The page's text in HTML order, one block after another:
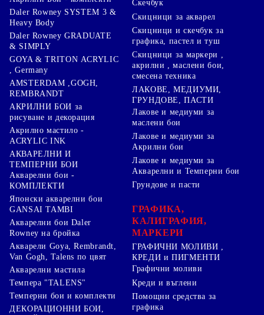
Daler Rowney SYSTEM 3 &
Heavy Body
Daler Rowney GRADUATE
& SIMPLY
GOYA & TRITON АCRYLIC
, Germany
AMSTERDAM ,GOGH,
REMBRANDT
АКРИЛНИ БОИ за
рисуване и декорация
Акрилно мастило -
ACRYLIC INK
АКВАРЕЛНИ И
ТЕМПЕРНИ БОИ
Акварелни бои -
КОМПЛЕКТИ
Японски акварелни бои
GANSAI TAMBI
Акварелни бои Daler
Rowney на бройка
Акварели Goya, Rembrandt,
Van Gogh, Talens по цвят
Акварелни мастила
Темпера "TALENS"
Темперни бои и комплекти
ДЕКОРАЦИОННИ БОИ,
Скечбук
Скицници за акварел
Скицници и скечбук за
графика, пастел и туш
Скицници за маркери ,
акрилни , маслени бои,
смесена техника
ЛАКОВЕ, МЕДИУМИ,
ГРУНДОВЕ, ПАСТИ
Лакове и медиуми за
маслени бои
Лакове и медиуми за
Акрилни бои
Лакове и медиуми за
Акварелни и Темперни бои
Грундове и пасти
ГРАФИКА,
КАЛИГРАФИЯ,
МАРКЕРИ
ГРАФИЧНИ МОЛИВИ ,
КРЕДИ и ПИГМЕНТИ
Графични моливи
Креди и въглени
Помощни средства за
графика